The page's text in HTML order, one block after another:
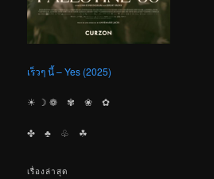
เร็วๆ นี้ – Yes (2025)
☀︎ ☽ ❁ ✾ ❀ ✿
✤ ♣︎ ♧ ☘︎
เรื่องล่าสุด